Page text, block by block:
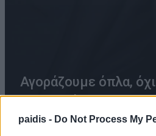
paidis - Do Not Process My
Αγοράζουμε όπλα,
αυτονομία
08/08/2026 , 23:57